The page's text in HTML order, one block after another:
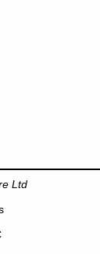
Ltd